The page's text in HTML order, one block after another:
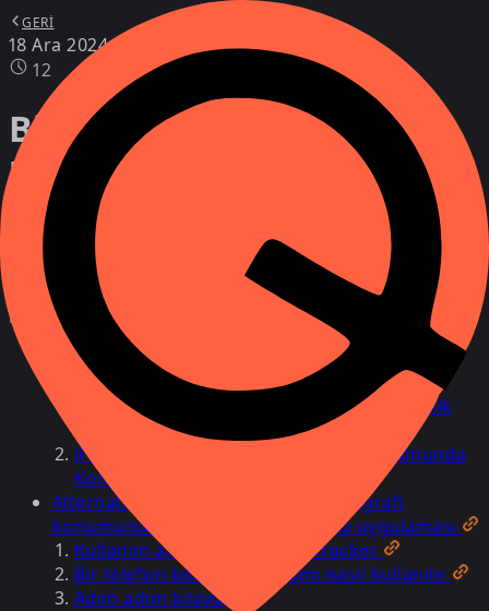
GERI
18 Ara 2024
12
Bir günde kız arkadaşımın
kayıp iPhone’unu nasıl
buldum
Kız arkadaşımın kayıp iPhone'unu bir günde
nasıl buldum?
Telefonunuzu kaybettiğinizde atacağınız ilk
iPhone'u ayarlama: Kayıp bir kişi durumunda
Konum Belirleyiciyi Etkinleştirin
Alternatif çözüm: telefonunuzun coğrafi
konumunu belirlemek için bir web uygulaması
Kullanım avantajları MobileTracker
Bir telefon konum programı nasıl kullanılır
Adım adım kılavuz